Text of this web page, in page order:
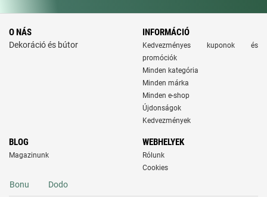
O NÁS
Dekoráció és bútor
INFORMÁCIÓ
Kedvezményes kuponok és
promóciók
Minden kategória
Minden márka
Minden e-shop
Újdonságok
Kedvezmények
BLOG
Magazinunk
WEBHELYEK
Rólunk
Cookies
Bonu Dodo